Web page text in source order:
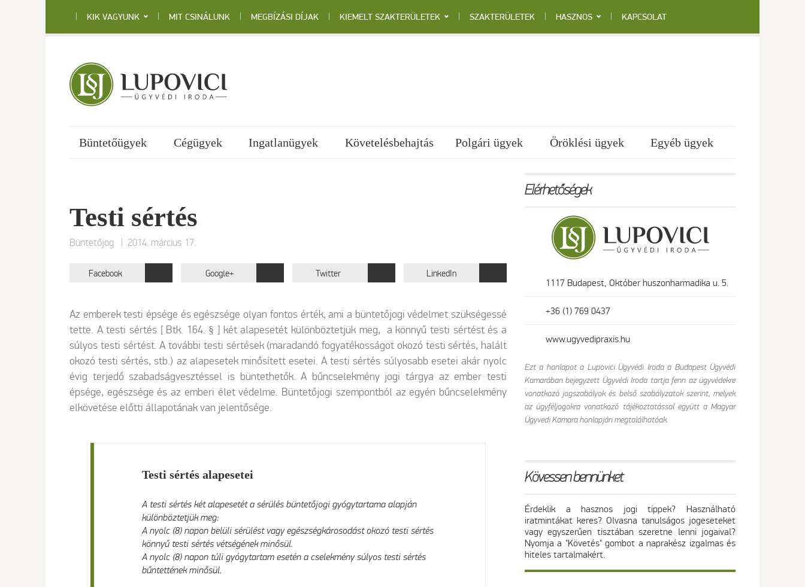
KIK VAGYUNK MIT CSINÁLUNK MEGBÍZÁSI DÍJAK KIEMELT SZAKTERÜLETEK SZAKTERÜLETEK HASZNOS KAPCSOLAT
Büntetőügyek Cégügyek Ingatlanügyek Követelésbehajtás Polgári ügyek Öröklési ügyek Egyéb ügyek
Testi sértés
Büntetőjog | 2014. március 17.
Facebook Google+ Twitter LinkedIn
Az emberek testi épsége és egészsége olyan fontos érték, ami a büntetőjogi védelmet szükségessé
tette. A testi sértés [ Btk. 164. § ] két alapesetét különböztetjük meg, a könnyű testi sértést és a
súlyos testi sértést. A további testi sértések (maradandó fogyatékosságot okozó testi sértés, halált
okozó testi sértés, stb.) az alapesetek minősített esetei. A testi sértés súlyosabb esetei akár nyolc
évig terjedő szabadságvesztéssel is büntethetők. A bűncselekmény jogi tárgya az ember testi
épsége, egészsége és az emberi élet védelme. Büntetőjogi szempontból az egyén bűncselekmény
elkövetése előtti állapotának van jelentősége.
Testi sértés alapesetei
A testi sértés két alapesetét a sérülés büntetőjogi gyógytartama alapján
különböztetjük meg:
A nyolc (8) napon belüli sérülést vagy egészségkárosodást okozó testi sértés
könnyű testi sértés vétségének minősül.
A nyolc (8) napon túli gyógytartam esetén a cselekmény súlyos testi sértés
bűntettének minősül.
Elérhetőségek
1117 Budapest, Október huszonharmadika u. 5.
+36 (1) 769 0437
www.ugyvedipraxis.hu
Ezt a honlapot a Lupovici Ügyvédi Iroda a Budapest Ügyvédi
Kamarában bejegyzett Ügyvédi Iroda tartja fenn az ügyvédekre
vonatkozó jogszabályok és belső szabályzatok szerint, melyek
az ügyféljogokra vonatkozó tájékoztatással együtt a Magyar
Ügyvedi Kamara honlapján megtalálhatóak.
Kövessen bennünket
Érdeklik a hasznos jogi tippek? Használható
iratmintákat keres? Olvasna tanulságos jogeseteket
vagy egyszerűen tisztában szeretne lenni jogaival?
Nyomja a "Követés" gombot a naprakész izgalmas és
hiteles tartalmakért.